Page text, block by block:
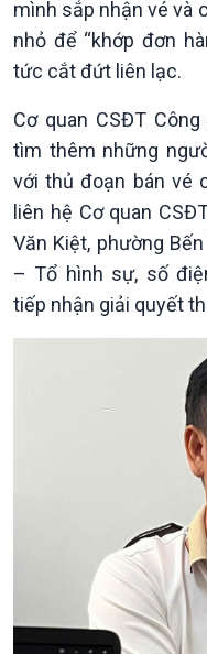
Tài nguyên và Môi
Chuyên gia của bạn
Xã hội chuyển động
Bước chân đến trường
mình sắp nhận vé và
nhỏ để “khớp đơn
tức cắt đứt liên lạc.
Cơ quan CSĐT
tìm thêm những
với thủ đoạn bán vé
liên hệ Cơ quan
Văn Kiệt, phường
– Tổ hình sự, số
tiếp nhận giải quyết